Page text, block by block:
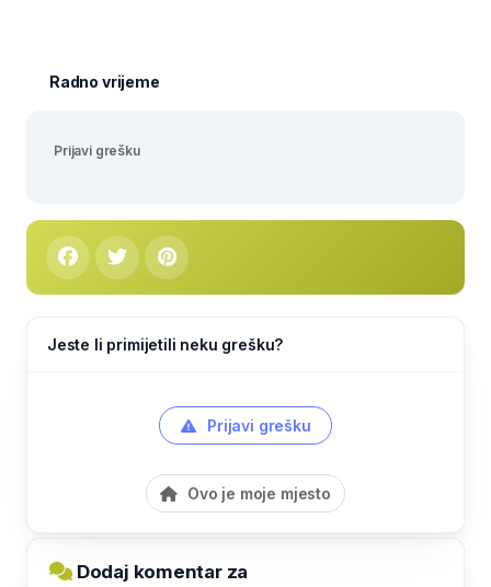
Radno vrijeme
Prijavi grešku
Jeste li primijetili neku grešku?
Prijavi grešku
Ovo je moje mjesto
Dodaj komentar za